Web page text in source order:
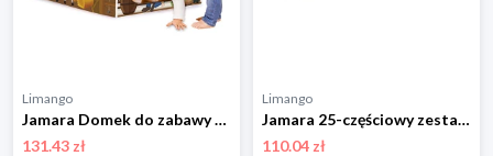
Limango
Jamara Domek do zabawy - 18 m+ rozmiar: onesize
131.43 zł
Limango
Jamara 25-częściowy zestaw znaków drogowych - 3+ rozmiar: onesize
110.04 zł